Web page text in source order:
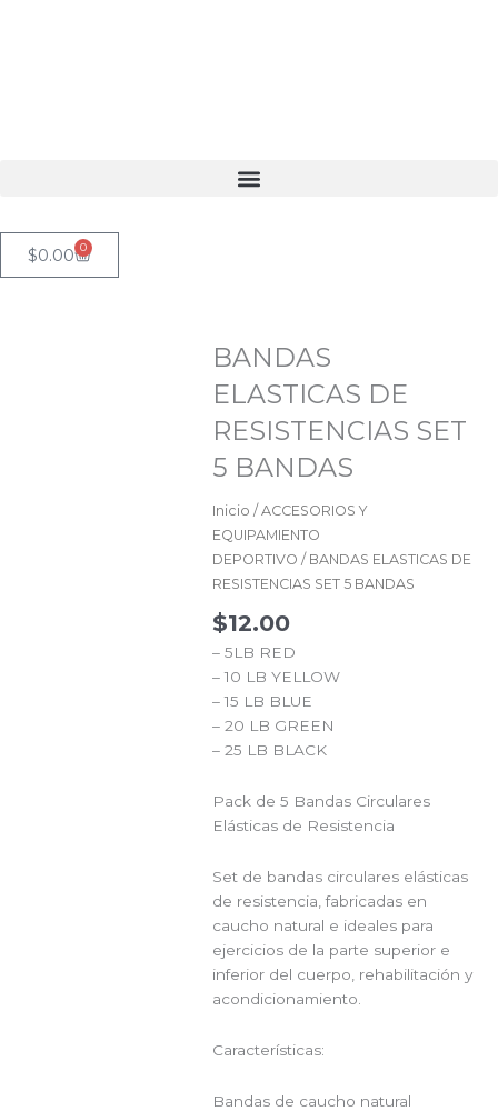
$0.00 0
Cart
BANDAS
ELASTICAS DE
RESISTENCIAS SET
5 BANDAS
Inicio /ACCESORIOS Y
EQUIPAMIENTO
DEPORTIVO / BANDAS ELASTICAS DE
RESISTENCIAS SET 5 BANDAS
$12.00
– 5LB RED
– 10 LB YELLOW
– 15 LB BLUE
– 20 LB GREEN
– 25 LB BLACK
Pack de 5 Bandas Circulares
Elásticas de Resistencia
Set de bandas circulares elásticas
de resistencia, fabricadas en
caucho natural e ideales para
ejercicios de la parte superior e
inferior del cuerpo, rehabilitación y
acondicionamiento.
Características:
Bandas de caucho natural